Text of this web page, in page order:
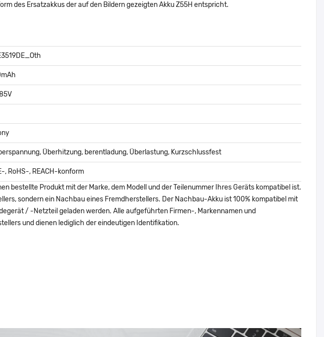
des Ersatzakkus der auf den Bildern gezeigten Akku Z55H entspricht.
Überhitzung, berentladung, Überlastung, Kurzschlussfest
, RoHS-, REACH-konform
bestellte Produkt mit der Marke, dem Modell und der Teilenummer Ihres Geräts kompatibel ist.
sondern ein Nachbau eines Fremdherstellers. Der Nachbau-Akku ist 100% kompatibel mit
/ -Netzteil geladen werden. Alle aufgeführten Firmen-, Markennamen und
und dienen lediglich der eindeutigen Identifikation.